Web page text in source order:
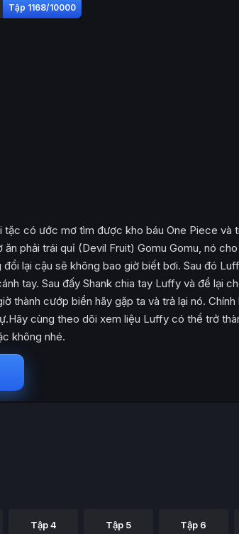
Tập 1168/10000
có ước mơ tìm được kho báu One Piece và
phải trái quỉ (Devil Fruit) Gomu Gomu, nó
lại cậu sẽ không bao giờ biết bơi. Sau đó
tay. Sau đấy Shank chia tay Luffy và để lại
thành cướp biển hãy gặp ta và trả lại nó. Chính
cùng theo dõi xem liệu Luffy có thể trở
không nhé.
Tập 4 Tập 5 Tập 6